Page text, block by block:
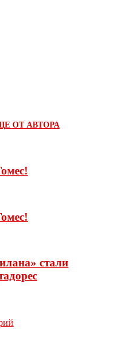
ОТ АВТОРА
стали